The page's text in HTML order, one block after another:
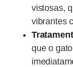
vistosas,
vibrantes
que o